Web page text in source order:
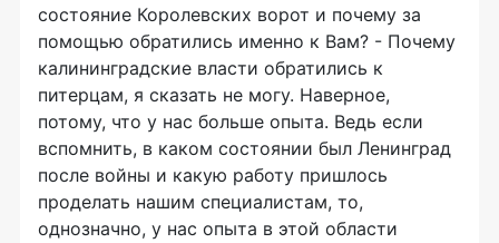
состояние Королевских ворот и почему за
помощью обратились именно к Вам? - Почему
калининградские власти обратились к
питерцам, я сказать не могу. Наверное,
потому, что у нас больше опыта. Ведь если
вспомнить, в каком состоянии был Ленинград
после войны и какую работу пришлось
проделать нашим специалистам, то,
однозначно, у нас опыта в этой области